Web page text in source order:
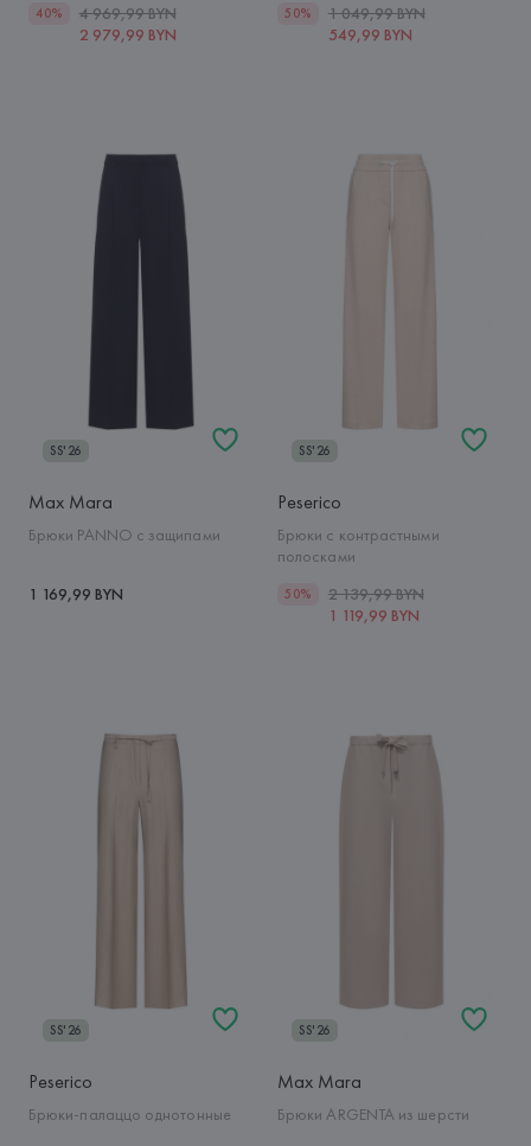
40%
4 969,99 BYN
2 979,99 BYN
50%
1 049,99 BYN
549,99 BYN
SS'26
Max Mara
Брюки PANNO с защипами
1 169,99 BYN
SS'26
Peserico
Брюки с контрастными
полосками
50%
2 139,99 BYN
1 119,99 BYN
SS'26
Peserico
Брюки-палаццо однотонные
SS'26
Max Mara
Брюки ARGENTA из шерсти